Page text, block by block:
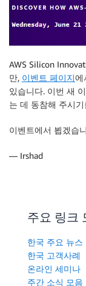
AWS Silicon
만, 이벤트 페이지에
있습니다. 이번 새
는 데 동참해 주시
이벤트에서 뵙겠습
— Irshad
주요 링크
한국 주요 뉴스
한국 고객사례
온라인 세미나
주간 소식 모음